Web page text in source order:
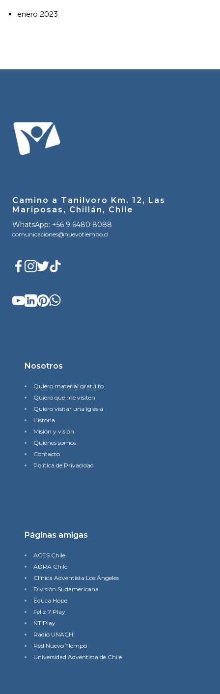
enero 2023
Camino a Tanilvoro Km. 12, Las
Mariposas, Chillán, Chile
WhatsApp: +56 9 6480 8088
comunicaciones@nuevotiempo.cl
Nosotros
Quiero material gratuito
Quiero que me visiten
Quiero visitar una iglesia
Historia
Misión y visión
Quiénes somos
Contacto
Política de Privacidad
Páginas amigas
ACES Chile
ADRA Chile
Clínica Adventista Los Ángeles
División Sudamericana
Educa Hope
Feliz 7 Play
NT Play
Radio UNACH
Red Nuevo TIempo
Universidad Adventista de Chile